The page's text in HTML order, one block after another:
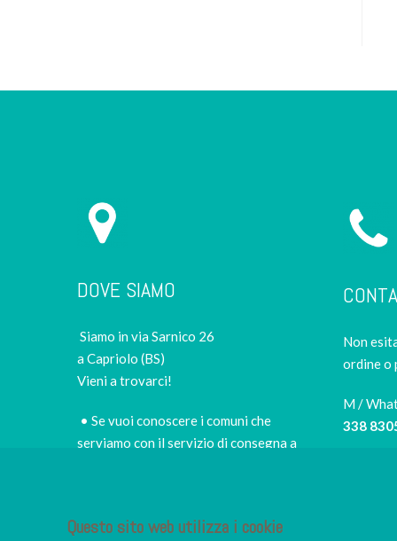
DOVE SIAMO
Siamo in via Sarnico 26
a Capriolo (BS)
Vieni a trovarci!
• Se vuoi conoscere i comuni che
serviamo con il servizio di consegna a
takeaway della zona
Non
ordine o
M /
338
Questo sito web utilizza i cookie